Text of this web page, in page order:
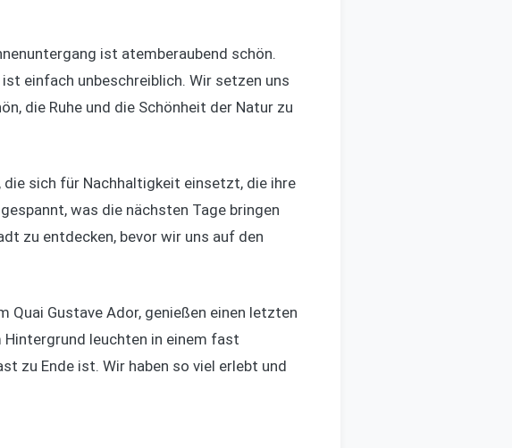
ist atemberaubend schön.
einfach unbeschreiblich. Wir setzen uns
die Ruhe und die Schönheit der Natur zu
die sich für Nachhaltigkeit einsetzt, die ihre
was die nächsten Tage bringen
zu entdecken, bevor wir uns auf den
Quai Gustave Ador, genießen einen letzten
Hintergrund leuchten in einem fast
zu Ende ist. Wir haben so viel erlebt und